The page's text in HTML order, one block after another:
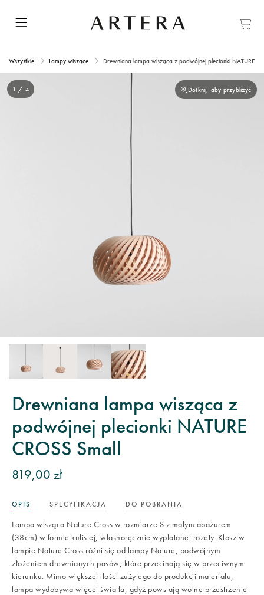
Wszystkie Lampy wiszące Drewniana lampa wisząca z podwójnej plecionki NATURE
Dotknij, aby przybliżyć
1 / 4
Drewniana lampa wisząca z
podwójnej plecionki NATURE
CROSS Small
819,00 zł
OPIS SPECYFIKACJA DO POBRANIA
Lampa wisząca Nature Cross w rozmiarze S z małym abażurem
(38cm) w formie kulistej, własnoręcznie wyplatanej rozety. Klosz w
lampie Nature Cross różni się od lampy Nature, podwójnym
złożeniem drewnianych pasów, które przecinają się w przeciwnym
kierunku. Mimo większej ilości zużytego do produkcji materiału,
lampa wydobywa więcej światła, gdyż powstają wolne przestrzenie